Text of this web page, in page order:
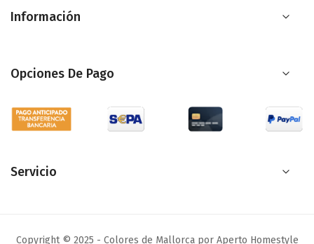
noticias:
Información
Opciones De Pago
Servicio
Copyright © 2025 - Colores de Mallorca por Aperto Homestyle